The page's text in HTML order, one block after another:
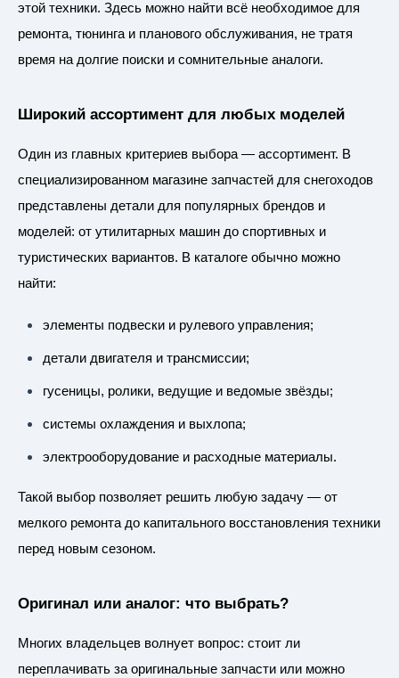
этой техники. Здесь можно найти всё необходимое для
ремонта, тюнинга и планового обслуживания, не тратя
время на долгие поиски и сомнительные аналоги.
Широкий ассортимент для любых моделей
Один из главных критериев выбора — ассортимент. В
специализированном магазине запчастей для снегоходов
представлены детали для популярных брендов и
моделей: от утилитарных машин до спортивных и
туристических вариантов. В каталоге обычно можно
найти:
элементы подвески и рулевого управления;
детали двигателя и трансмиссии;
гусеницы, ролики, ведущие и ведомые звёзды;
системы охлаждения и выхлопа;
электрооборудование и расходные материалы.
Такой выбор позволяет решить любую задачу — от
мелкого ремонта до капитального восстановления техники
перед новым сезоном.
Оригинал или аналог: что выбрать?
Многих владельцев волнует вопрос: стоит ли
переплачивать за оригинальные запчасти или можно